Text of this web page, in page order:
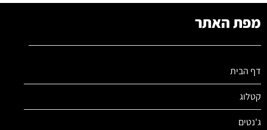
מפת האתר
דף הבית
קטלוג
ג'נטים